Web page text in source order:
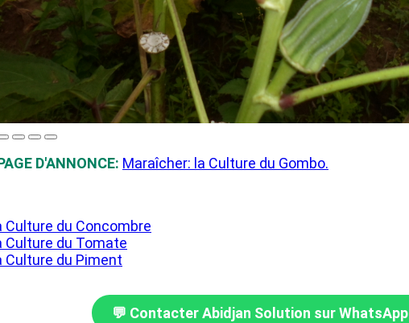
D'ANNONCE: Maraîcher: la Culture du Gombo.
Culture du Concombre
Culture du Tomate
Culture du Piment
💬 Contacter Abidjan Solution sur WhatsApp